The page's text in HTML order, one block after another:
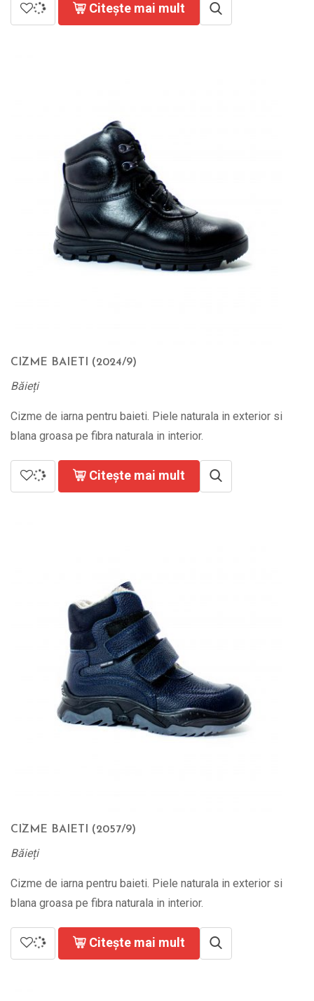
Citește mai mult
CIZME BAIETI (2024/9)
Băieți
Cizme de iarna pentru baieti. Piele naturala in exterior si
blana groasa pe fibra naturala in interior.
Citește mai mult
CIZME BAIETI (2057/9)
Băieți
Cizme de iarna pentru baieti. Piele naturala in exterior si
blana groasa pe fibra naturala in interior.
Citește mai mult